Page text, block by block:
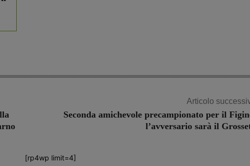
Articolo
Seconda amichevole precampionato per il
l’avversario sarà il
[rp4wp limit=4]